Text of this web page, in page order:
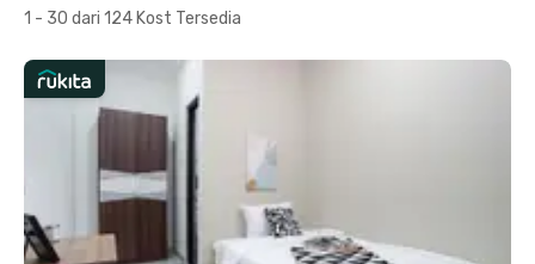
1 - 30 dari 124 Kost Tersedia